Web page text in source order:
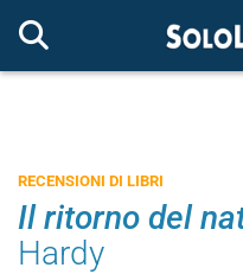
RECENSIONI DI LIBRI
Il ritorno del
Hardy